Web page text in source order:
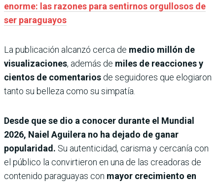
enorme: las razones para sentirnos orgullosos de
ser paraguayos
La publicación alcanzó cerca de medio millón de
visualizaciones, además de miles de reacciones y
cientos de comentarios de seguidores que elogiaron
tanto su belleza como su simpatía.
Desde que se dio a conocer durante el Mundial
2026, Naiel Aguilera no ha dejado de ganar
popularidad. Su autenticidad, carisma y cercanía con
el público la convirtieron en una de las creadoras de
contenido paraguayas con mayor crecimiento en